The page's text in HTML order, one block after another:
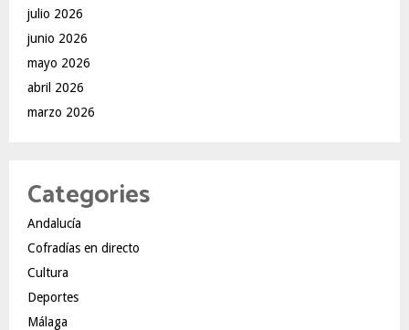
julio 2026
junio 2026
mayo 2026
abril 2026
marzo 2026
Categories
Andalucía
Cofradías en directo
Cultura
Deportes
Málaga